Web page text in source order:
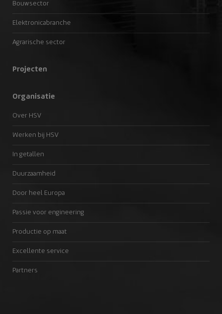
Bouwsector
Elektronicabranche
Agrarische sector
Projecten
Organisatie
Over HSV
Werken bij HSV
In getallen
Duurzaamheid
Door heel Europa
Passie voor engineering
Productie op maat
Excellente service
Partners